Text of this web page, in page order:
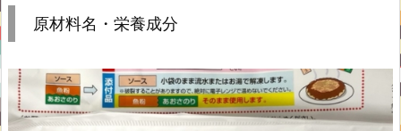
原材料名・栄養成分